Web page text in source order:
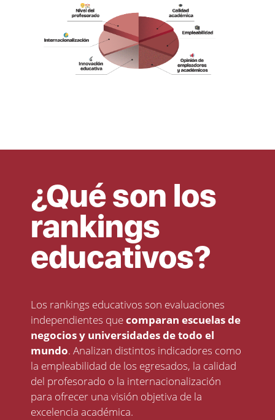
¿Qué son los
rankings
educativos?
Los rankings educativos son evaluaciones
independientes quecomparan escuelas de
negocios y universidades de todo el
mundo. Analizan distintos indicadores como
la empleabilidad de los egresados, la calidad
del profesorado o la internacionalización
para ofrecer una visión objetiva de la
excelencia académica.